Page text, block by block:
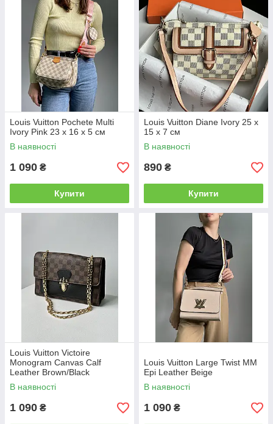
Louis Vuitton Pochete Multi
Ivory Pink 23 х 16 х 5 см
В наявності
1 090 ₴
Купити
Louis Vuitton Diane Ivory 25 x
15 x 7 см
В наявності
890 ₴
Купити
Louis Vuitton Victoire
Monogram Canvas Calf
Leather Brown/Black
В наявності
1 090 ₴
Louis Vuitton Large Twist MM
Epi Leather Beige
В наявності
1 090 ₴